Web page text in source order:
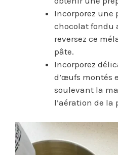
Incorporez une
chocolat fondu
reversez ce
pâte.
Incorporez
d’œufs montés
soulevant la
l’aération de la